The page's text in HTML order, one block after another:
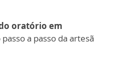
oratório em
a passo da artesã